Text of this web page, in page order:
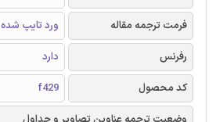
فرمت ترجمه مقاله
ورد تایپ شده
رفرنس
دارد
کد محصول
f429